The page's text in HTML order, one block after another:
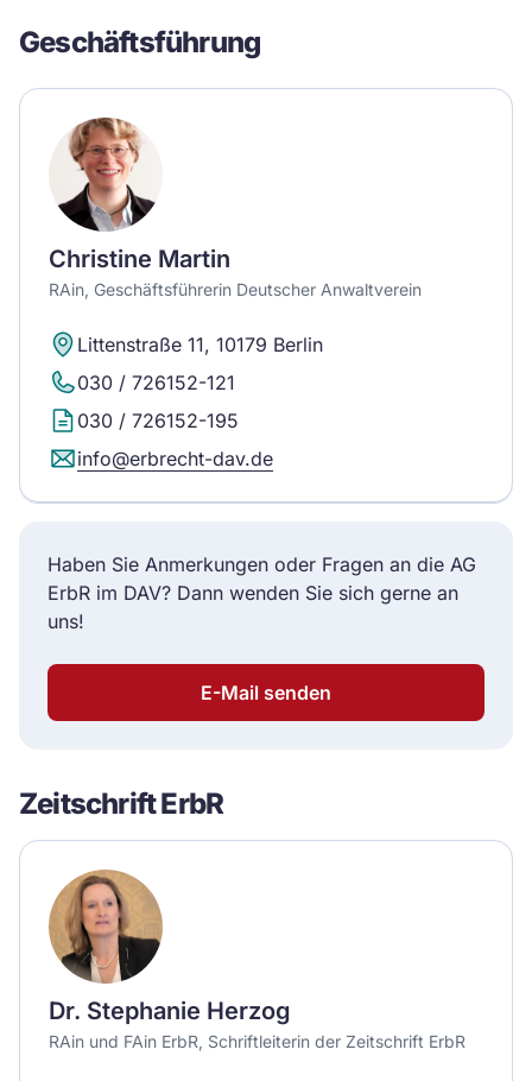
Geschäftsführung
Christine Martin
RAin, Geschäftsführerin Deutscher Anwaltverein
Littenstraße 11, 10179 Berlin
030 / 726152-121
030 / 726152-195
info@erbrecht-dav.de
Haben Sie Anmerkungen oder Fragen an die AG
ErbR im DAV? Dann wenden Sie sich gerne an
uns!
E-Mail senden
Zeitschrift ErbR
Dr. Stephanie Herzog
RAin und FAin ErbR, Schriftleiterin der Zeitschrift ErbR